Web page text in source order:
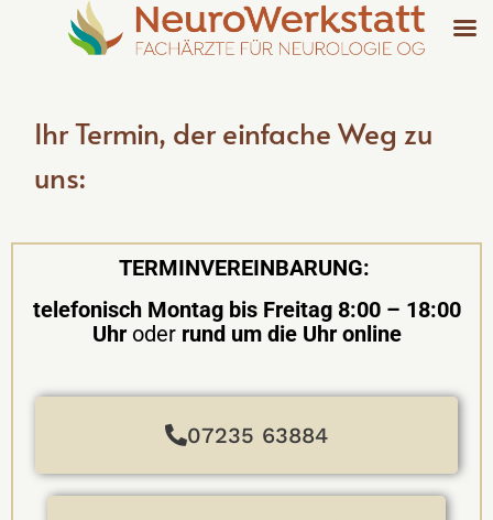
Ihr Termin, der einfache Weg zu
uns:
TERMINVEREINBARUNG:
telefonisch Montag bis Freitag 8:00 – 18:00
Uhr oderrund um die Uhr online
07235 63884